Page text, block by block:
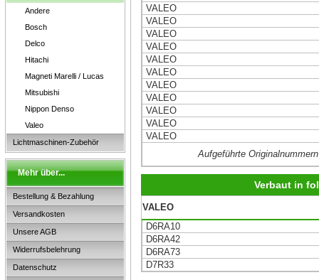
Andere
Bosch
Delco
Hitachi
Magneti Marelli / Lucas
Mitsubishi
Nippon Denso
Valeo
Lichtmaschinen-Zubehör
Mehr über...
Bestellung & Bezahlung
Versandkosten
Unsere AGB
Widerrufsbelehrung
Datenschutz
Aufgeführte
VALEO
VALEO
VALEO
VALEO
VALEO
VALEO
VALEO
VALEO
VALEO
VALEO
VALEO
Verbaut in
VALEO
D6RA10
D6RA42
D6RA73
D7R33